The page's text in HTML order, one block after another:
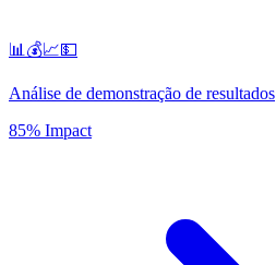
📊💰📈💵
Análise de demonstração de resultados
85% Impact